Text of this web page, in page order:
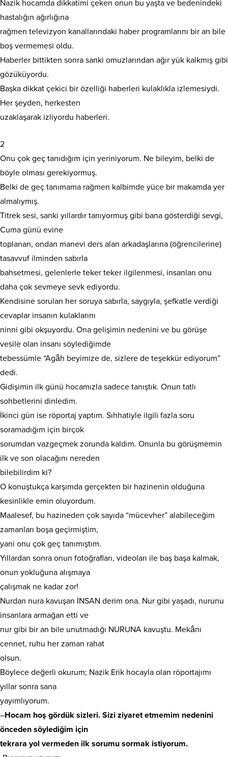
Nazik hocamda dikkatimi çeken onun bu yaşta ve bedenindeki
hastalığın ağırlığına
rağmen televizyon kanallarındaki haber programlarını bir an bile
boş vermemesi oldu.
Haberler bittikten sonra sanki omuzlarından ağır yük kalkmış gibi
gözüküyordu.
Başka dikkat çekici bir özelliği haberleri kulaklıkla izlemesiydi.
Her şeyden, herkesten
uzaklaşarak izliyordu haberleri.
2
Onu çok geç tanıdığım için yeriniyorum. Ne bileyim, belki de
böyle olması gerekiyormuş.
Belki de geç tanımama rağmen kalbimde yüce bir makamda yer
almalıymış.
Titrek sesi, sanki yıllardır tanıyormuş gibi bana gösterdiği sevgi,
Cuma günü evine
toplanan, ondan manevi ders alan arkadaşlarına (öğrencilerine)
tasavvuf ilminden sabırla
bahsetmesi, gelenlerle teker teker ilgilenmesi, insanları onu
daha çok sevmeye sevk ediyordu.
Kendisine sorulan her soruya sabırla, saygıyla, şefkatle verdiği
cevaplar insanın kulaklarını
ninni gibi okşuyordu. Ona gelişimin nedenini ve bu görüşe
vesile olan insanı söylediğimde
tebessümle “Agâh beyimize de, sizlere de teşekkür ediyorum”
dedi.
Gidişimin ilk günü hocamızla sadece tanıştık. Onun tatlı
sohbetlerini dinledim.
İkinci gün ise röportaj yaptım. Sıhhatiyle ilgili fazla soru
soramadığım için birçok
sorumdan vazgeçmek zorunda kaldım. Onunla bu görüşmemin
ilk ve son olacağını nereden
bilebilirdim ki?
O konuştukça karşımda gerçekten bir hazinenin olduğuna
kesinlikle emin oluyordum.
Maalesef, bu hazineden çok sayıda “mücevher” alabileceğim
zamanları boşa geçirmiştim,
yani onu çok geç tanımıştım.
Yıllardan sonra onun fotoğrafları, videoları ile baş başa kalmak,
onun yokluğuna alışmaya
çalışmak ne kadar zor!
Nurdan nura kavuşan İNSAN derim ona. Nur gibi yaşadı, nurunu
insanlara armağan etti ve
nur gibi bir an bile unutmadığı NURUNA kavuştu. Mekânı
cennet, ruhu her zaman rahat
olsun.
Böylece değerli okurum; Nazik Erik hocayla olan röportajımı
yıllar sonra sana
yayımlıyorum.
–Hocam hoş gördük sizleri. Sizi ziyaret etmemim nedenini
önceden söylediğim için
tekrara yol vermeden ilk sorumu sormak istiyorum.